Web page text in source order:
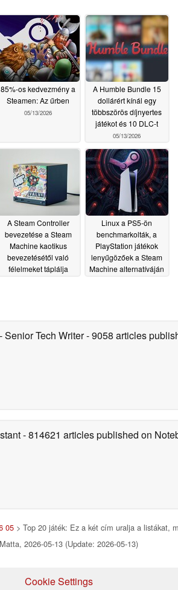
85%-os kedvezmény a
Steamen: Az űrben
05/13/2026
A Humble Bundle 15
dollárért kínál egy
többszörös díjnyertes
játékot és 10 DLC-t
05/13/2026
A Steam Controller
bevezetése a Steam
Machine kaotikus
bevezetésétől való
félelmeket táplálja
Linux a PS5-ön
benchmarkolták, a
PlayStation játékok
lenyűgözőek a Steam
Machine alternatíváján
- Senior Tech Writer- 9058 articles
- 814621 articles published on
05 > Top 20 játék: Ez a két cím uralja a listákat,
2026-05-13 (Update: 2026-05-13)
Cookie Settings